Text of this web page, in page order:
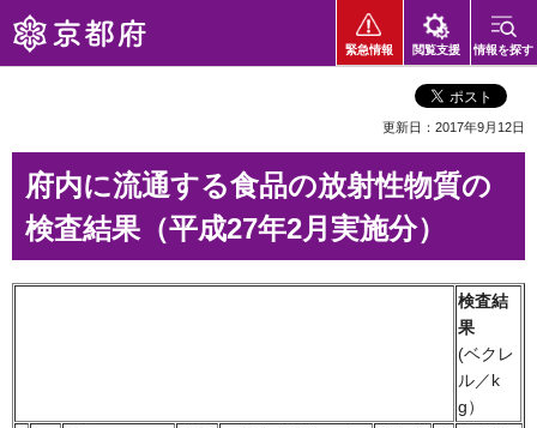
京都府
緊急情報 閲覧支援 情報を探す
更新日：2017年9月12日
府内に流通する食品の放射性物質の
検査結果（平成27年2月実施分）
検査結
果
(ベクレ
ル／k
g）